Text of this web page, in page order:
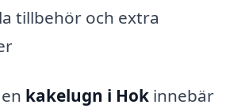
tillbehör och extra
kakelugn i Hok innebär